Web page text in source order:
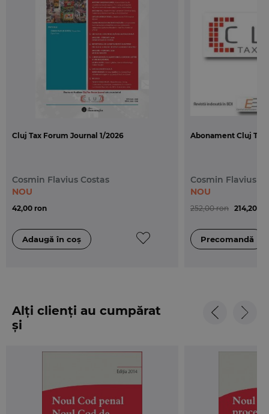
de pagina.
Cluj Tax Forum Journal 1/2026
Cosmin Flavius Costas
42,00 ron
NOU
Abonament Cluj Tax
Cosmin Flavius
252,00 ron 214,20
NOU
Alți clienți au cumpărat
și